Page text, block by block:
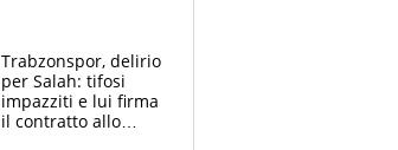
Trabzonspor, delirio
per Salah: tifosi
impazziti e lui firma
il contratto allo